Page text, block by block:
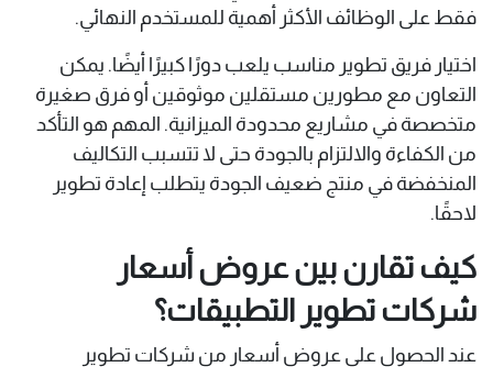
فقط على الوظائف الأكثر أهمية للمستخدم النهائي.
اختيار فريق تطوير مناسب يلعب دورًا كبيرًا أيضًا. يمكن
التعاون مع مطورين مستقلين موثوقين أو فرق صغيرة
متخصصة في مشاريع محدودة الميزانية. المهم هو التأكد
من الكفاءة والالتزام بالجودة حتى لا تتسبب التكاليف
المنخفضة في منتج ضعيف الجودة يتطلب إعادة تطوير
لاحقًا.
كيف تقارن بين عروض أسعار
شركات تطوير التطبيقات؟
عند الحصول على عروض أسعار من شركات تطوير